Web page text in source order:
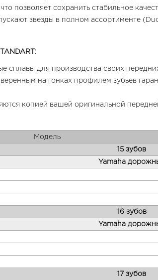
позволяет сохранить стабильное
звезды в полном ассортименте
сплавы для производства своих
на гонках профилем зубьев
копией вашей оригинальной
Mодель
15 зубов
Yamaha
16 зубов
Yamaha
17 зубов